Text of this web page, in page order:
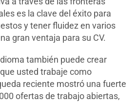
es la clave del éxito para
y tener fluidez en varios
gran ventaja para su CV.
también puede crear
usted trabaje como
reciente mostró una fuerte
ofertas de trabajo abiertas,